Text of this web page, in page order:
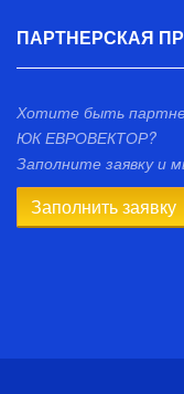
ПАРТНЕРСКАЯ
Хотите быть
ЮК ЕВРОВЕКТОР?
Заполните заявку и
Заполнить заявку